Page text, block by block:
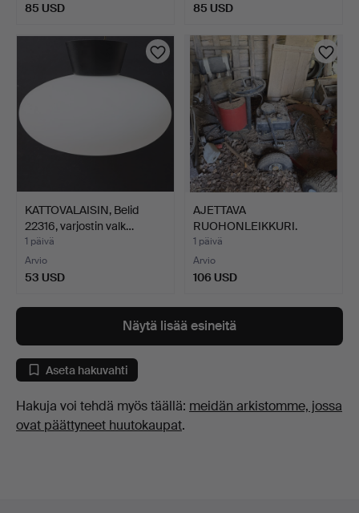
85 USD 85 USD
KATTOVALAISIN, Belid
22316, varjostin valk…
1 päivä
Arvio
53 USD
AJETTAVA
RUOHONLEIKKURI.
1 päivä
Arvio
106 USD
Näytä lisää esineitä
Aseta hakuvahti
Hakuja voi tehdä myös täällä: meidän arkistomme, jossa
ovat päättyneet huutokaupat.